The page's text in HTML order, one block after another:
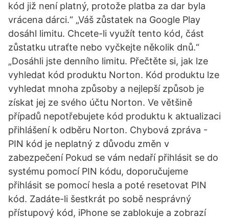
kód již není platný, protože platba za dar byla
vrácena dárci.“ „Váš zůstatek na Google Play
dosáhl limitu. Chcete-li využít tento kód, část
zůstatku utraťte nebo vyčkejte několik dnů.“
„Dosáhli jste denního limitu. Přečtěte si, jak lze
vyhledat kód produktu Norton. Kód produktu lze
vyhledat mnoha způsoby a nejlepší způsob je
získat jej ze svého účtu Norton. Ve většině
případů nepotřebujete kód produktu k aktualizaci
přihlášení k odběru Norton. Chybová zpráva -
PIN kód je neplatný z důvodu změn v
zabezpečení Pokud se vám nedaří přihlásit se do
systému pomocí PIN kódu, doporučujeme
přihlásit se pomocí hesla a poté resetovat PIN
kód. Zadáte-li šestkrát po sobě nesprávný
přístupový kód, iPhone se zablokuje a zobrazí